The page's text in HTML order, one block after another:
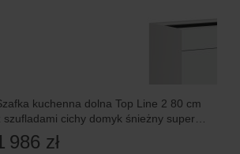
kuchenna dolna Top Line 2 80 cm
szufladami cichy domyk śnieżny super
986 zł